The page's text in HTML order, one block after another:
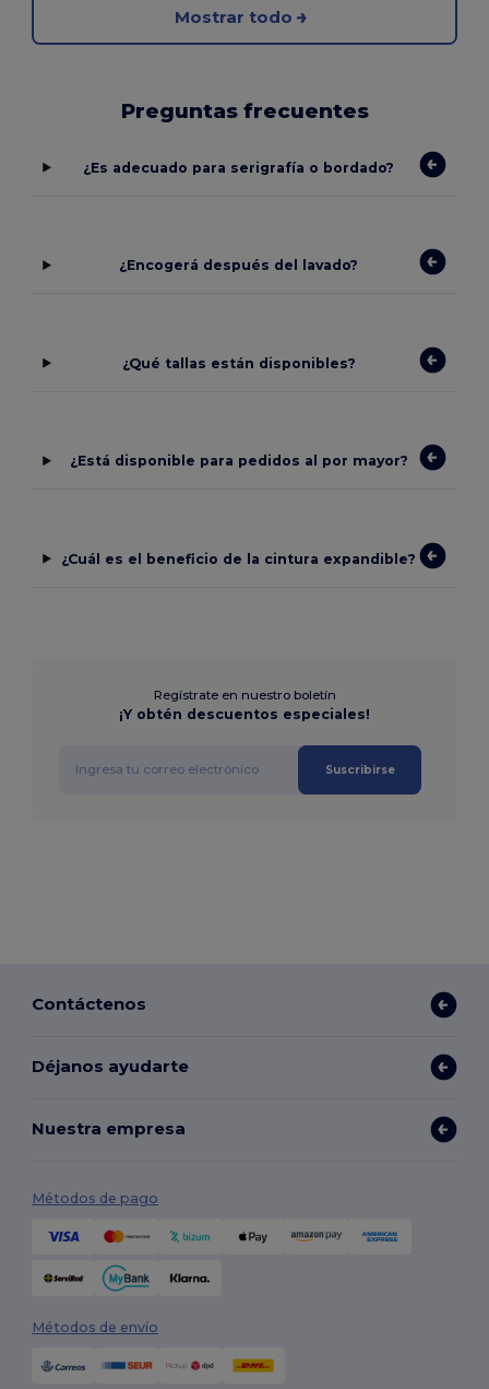
Mostrar todo
Preguntas frecuentes
¿Es adecuado para serigrafía o bordado?
¿Encogerá después del lavado?
¿Qué tallas están disponibles?
¿Está disponible para pedidos al por mayor?
¿Cuál es el beneficio de la cintura expandible?
Regístrate en nuestro boletín
¡Y obtén descuentos especiales!
Suscribirse
Contáctenos
Déjanos ayudarte
Nuestra empresa
Métodos de pago
Métodos de envío